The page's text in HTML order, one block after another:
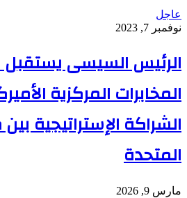
عاجل
نوفمبر 7, 2023
الرئيس السيسى يستقبل
المخابرات المركزية
الشراكة الإستراتيجية
المتحدة
مارس 9, 2026